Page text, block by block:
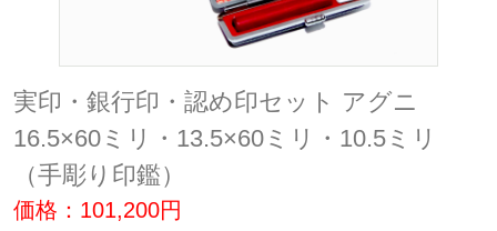
実印・銀行印・認め印セット アグニ
16.5×60ミリ・13.5×60ミリ・10.5ミリ
（手彫り印鑑）
価格：101,200円